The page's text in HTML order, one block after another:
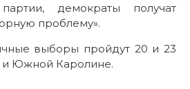
демократы получат
проблему».
выборы пройдут 20 и 23
Южной Каролине.